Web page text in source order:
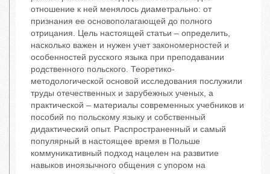
отношение к ней менялось диаметрально: от
признания ее основополагающей до полного
отрицания. Цель настоящей статьи – определить,
насколько важен и нужен учет закономерностей и
особенностей русского языка при преподавании
родственного польского. Теоретико-
методологической основой исследования послужили
труды отечественных и зарубежных ученых, а
практической – материалы современных учебников и
пособий по польскому языку и собственный
дидактический опыт. Распространенный и самый
популярный в настоящее время в Польше
коммуникативный подход нацелен на развитие
навыков иноязычного общения с упором на